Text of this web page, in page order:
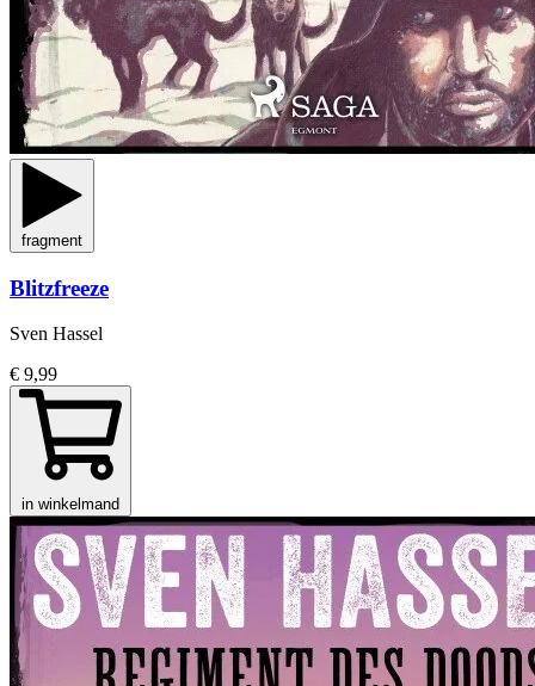
fragment
Blitzfreeze
Sven Hassel
€ 9,99
in winkelmand